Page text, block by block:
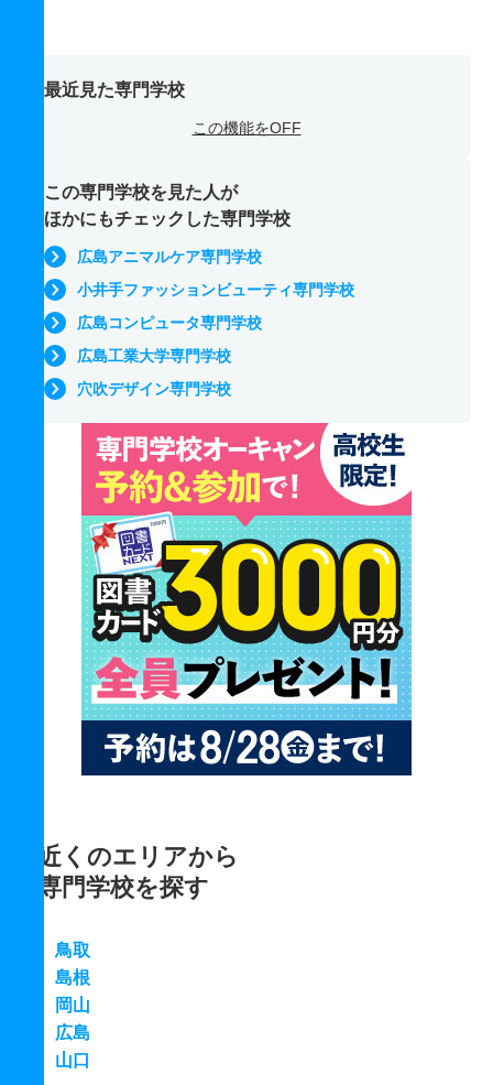
最近見た専門学校
この機能をOFF
この専門学校を見た人が
ほかにもチェックした専門学校
広島アニマルケア専門学校
小井手ファッションビューティ専門学校
広島コンピュータ専門学校
広島工業大学専門学校
穴吹デザイン専門学校
近くのエリアから
専門学校を探す
鳥取
島根
岡山
広島
山口